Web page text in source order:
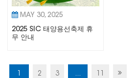
MAY 30, 2025
2025 SIC 태양용선축제 휴
무 안내
1 2 3 ... 11